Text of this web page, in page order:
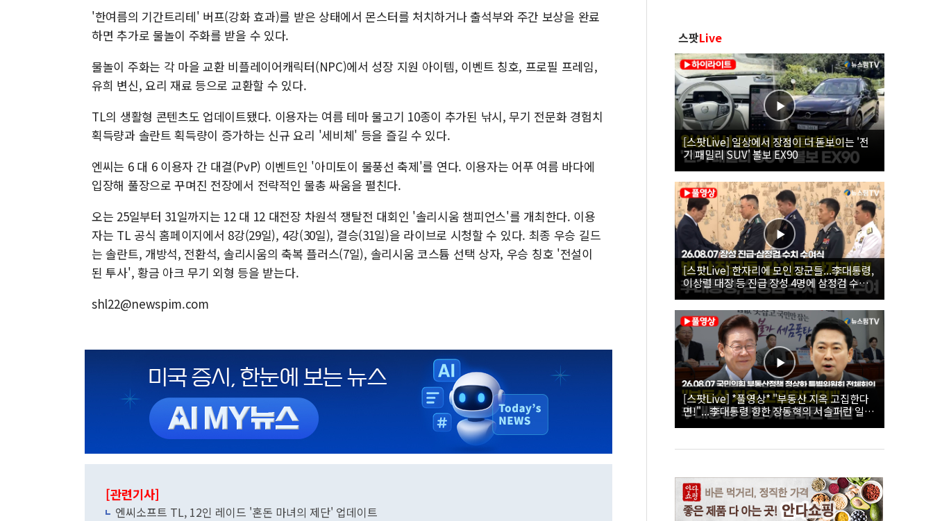
'한여름의 기간트리테' 버프(강화 효과)를 받은 상태에서 몬스터를 처치하거나 출석부와 주간 보상을 완료
하면 추가로 물놀이 주화를 받을 수 있다.
물놀이 주화는 각 마을 교환 비플레이어캐릭터(NPC)에서 성장 지원 아이템, 이벤트 칭호, 프로필 프레임,
유희 변신, 요리 재료 등으로 교환할 수 있다.
TL의 생활형 콘텐츠도 업데이트됐다. 이용자는 여름 테마 물고기 10종이 추가된 낚시, 무기 전문화 경험치
획득량과 솔란트 획득량이 증가하는 신규 요리 '세비체' 등을 즐길 수 있다.
엔씨는 6 대 6 이용자 간 대결(PvP) 이벤트인 '아미토이 물풍선 축제'를 연다. 이용자는 어푸 여름 바다에
입장해 풀장으로 꾸며진 전장에서 전략적인 물총 싸움을 펼친다.
오는 25일부터 31일까지는 12 대 12 대전장 차원석 쟁탈전 대회인 '솔리시움 챔피언스'를 개최한다. 이용
자는 TL 공식 홈페이지에서 8강(29일), 4강(30일), 결승(31일)을 라이브로 시청할 수 있다. 최종 우승 길드
는 솔란트, 개방석, 전환석, 솔리시움의 축복 플러스(7일), 솔리시움 코스튬 선택 상자, 우승 칭호 '전설이
된 투사', 황금 아크 무기 외형 등을 받는다.
shl22@newspim.com
[관련기사]
엔씨소프트 TL, 12인 레이드 '혼돈 마녀의 제단' 업데이트
스팟Live
[스팟Live] 일상에서 장점이 더 돋보이는 '전
기 패밀리 SUV' 볼보 EX90
[스팟Live] 한자리에 모인 장군들...李대통령,
이상렬 대장 등 진급 장성 4명에 삼정검 수치
직접 수여｜26.08.07 장성 진급·삼정검 수치
수여식
[스팟Live] *풀영상* "부동산 지옥 고집한다
면!"...李대통령 향한 장동혁의 서슬퍼런 일갈
| 26.08.07 국민의힘 부동산정책 정상화 특별